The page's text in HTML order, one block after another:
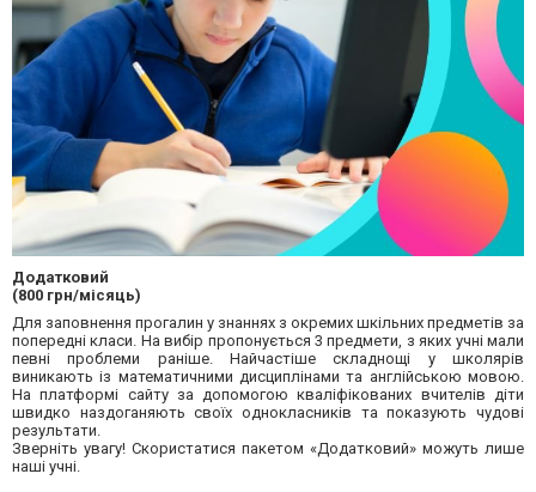
Додатковий
(800 грн/місяць)
Для заповнення прогалин у знаннях з окремих шкільних предметів за
попередні класи. На вибір пропонується 3 предмети, з яких учні мали
певні проблеми раніше. Найчастіше складнощі у школярів
виникають із математичними дисциплінами та англійською мовою.
На платформі сайту за допомогою кваліфікованих вчителів діти
швидко наздоганяють своїх однокласників та показують чудові
результати.
Зверніть увагу! Скористатися пакетом «Додатковий» можуть лише
наші учні.